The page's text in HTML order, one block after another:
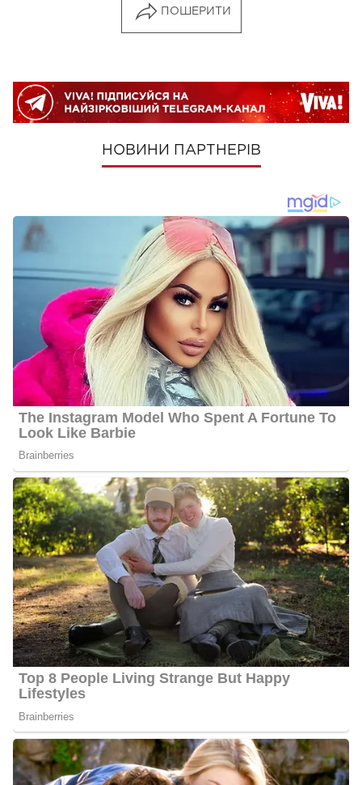
ПОШЕРИТИ
НОВИНИ ПАРТНЕРІВ